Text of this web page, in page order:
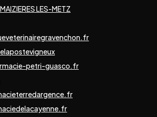
LES-METZ
petri-guasco.fr